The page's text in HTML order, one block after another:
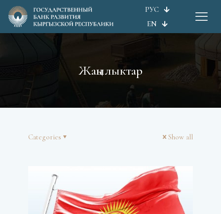
РУС
EN
Жаңылыктар
Categories Show all